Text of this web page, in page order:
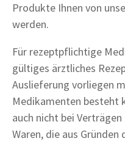
Produkte Ihnen von
werden.
Für rezeptpflichtige
gültiges ärztliches
Auslieferung vorliegen
Medikamenten besteht
auch nicht bei
Waren, die aus